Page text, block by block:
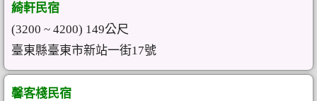
綺軒民宿
(3200 ~ 4200) 149公尺
臺東縣臺東市新站一街17號
馨客棧民宿